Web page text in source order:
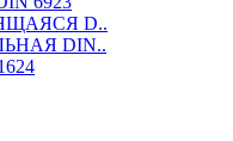
D..
DIN..